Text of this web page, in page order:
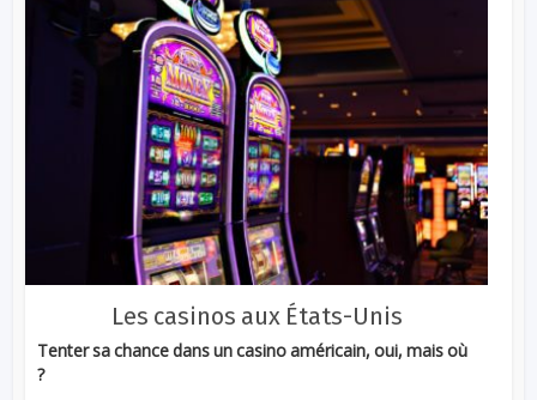
Les casinos aux États-Unis
Tenter sa chance dans un casino américain, oui, mais où
?